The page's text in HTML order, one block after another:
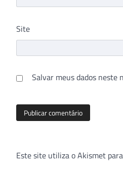
Site
Salvar meus dados neste
Este site utiliza o Akismet